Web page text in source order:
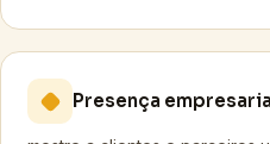
Presença